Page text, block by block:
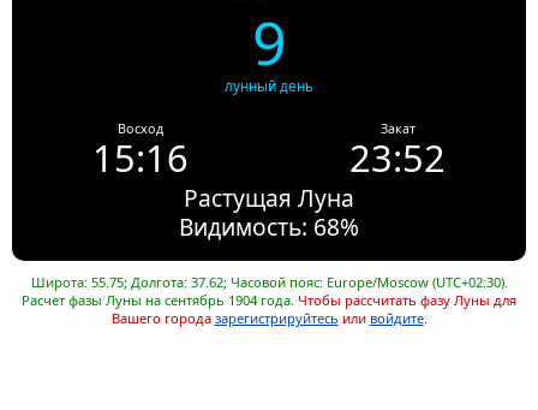
9
лунный день
Восход
15:16
Закат
23:52
Растущая Луна
Видимость: 68%
Широта: 55.75; Долгота: 37.62; Часовой пояс: Europe/Moscow (UTC+02:30).
Расчет фазы Луны на сентябрь 1904 года. Чтобы рассчитать фазу Луны для
Вашего города зарегистрируйтесь или войдите.